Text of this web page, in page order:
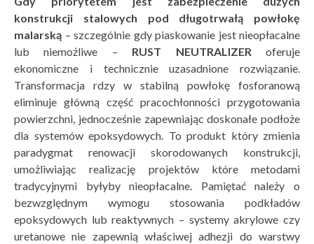
konstrukcji stalowych pod długotrwałą powłokę
malarską – szczególnie gdy piaskowanie jest nieopłacalne
lub niemożliwe – RUST NEUTRALIZER oferuje
ekonomiczne i technicznie uzasadnione rozwiązanie.
Transformacja rdzy w stabilną powłokę fosforanową
eliminuje główną część pracochłonności przygotowania
powierzchni, jednocześnie zapewniając doskonałe podłoże
dla systemów epoksydowych. To produkt który zmienia
paradygmat renowacji skorodowanych konstrukcji,
umożliwiając realizację projektów które metodami
tradycyjnymi byłyby nieopłacalne. Pamiętać należy o
bezwzględnym wymogu stosowania podkładów
epoksydowych lub reaktywnych – systemy akrylowe czy
uretanowe nie zapewnią właściwej adhezji do warstwy